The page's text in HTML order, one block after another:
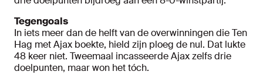
Tegengoals
In iets meer dan de helft van de overwinningen die Ten
Hag met Ajax boekte, hield zijn ploeg de nul. Dat lukte
48 keer niet. Tweemaal incasseerde Ajax zelfs drie
doelpunten, maar won het tóch.